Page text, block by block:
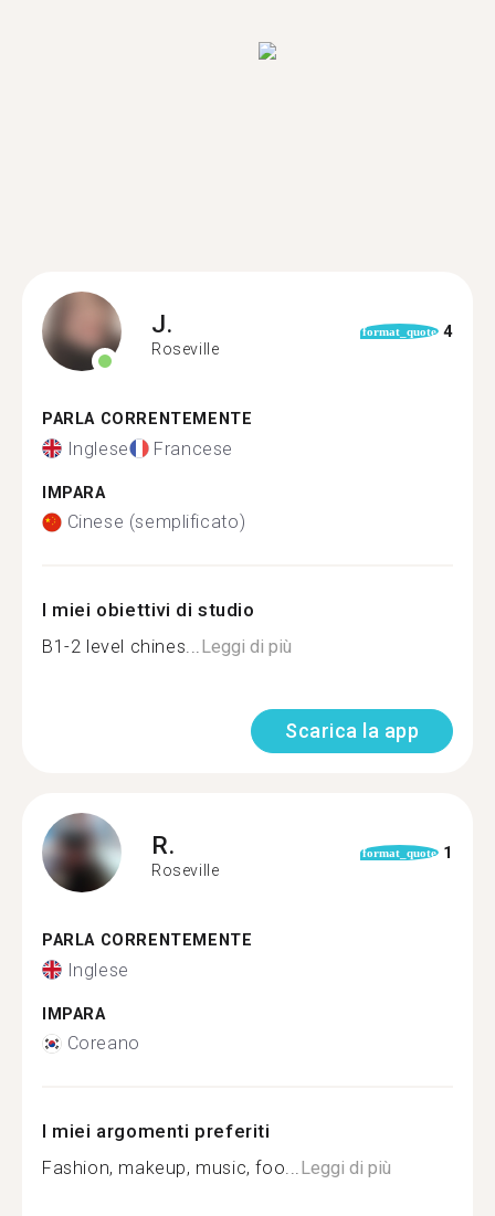
J.
Roseville
format_quote 4
PARLA CORRENTEMENTE
Inglese Francese
IMPARA
Cinese (semplificato)
I miei obiettivi di studio
B1-2 level chines...Leggi di più
Scarica la app
R.
Roseville
format_quote 1
PARLA CORRENTEMENTE
Inglese
IMPARA
Coreano
I miei argomenti preferiti
Fashion, makeup, music, foo...Leggi di più